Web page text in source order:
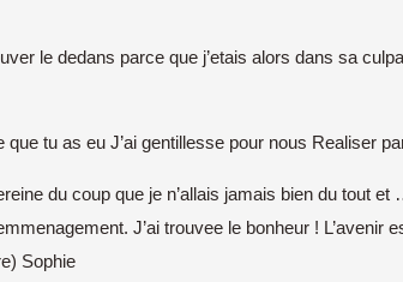
le dedans parce que j’etais alors dans sa
tu as eu J’ai gentillesse pour nous Realiser
du coup que je n’allais jamais bien du tout
J’ai trouvee le bonheur !
Sophie